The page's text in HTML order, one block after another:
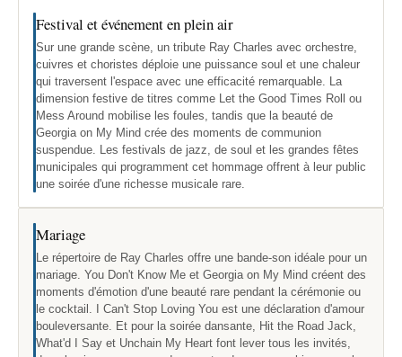
Festival et événement en plein air
Sur une grande scène, un tribute Ray Charles avec orchestre,
cuivres et choristes déploie une puissance soul et une chaleur
qui traversent l'espace avec une efficacité remarquable. La
dimension festive de titres comme Let the Good Times Roll ou
Mess Around mobilise les foules, tandis que la beauté de
Georgia on My Mind crée des moments de communion
suspendue. Les festivals de jazz, de soul et les grandes fêtes
municipales qui programment cet hommage offrent à leur public
une soirée d'une richesse musicale rare.
Mariage
Le répertoire de Ray Charles offre une bande-son idéale pour un
mariage. You Don't Know Me et Georgia on My Mind créent des
moments d'émotion d'une beauté rare pendant la cérémonie ou
le cocktail. I Can't Stop Loving You est une déclaration d'amour
bouleversante. Et pour la soirée dansante, Hit the Road Jack,
What'd I Say et Unchain My Heart font lever tous les invités,